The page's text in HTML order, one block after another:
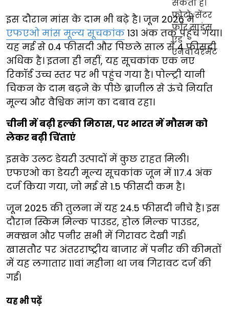
इस दौरान मांस के दाम भी बढ़े है। जून 2026 में
एफएओ मांस मूल्य सूचकांक 131 अंक तक पहुंच गया।
यह मई से 0.4 फीसदी और पिछले साल से 4 फीसदी
अधिक है। इतना ही नहीं, यह सूचकांक एक नए
रिकॉर्ड उच्च स्तर पर भी पहुंच गया है। पोल्ट्री यानी
चिकन के दाम बढ़ने के पीछे ब्राजील से ऊंचे निर्यात
मूल्य और वैश्विक मांग का दबाव रहा।
चीनी में बढ़ी हल्की मिठास, पर भारत में मौसम को
लेकर बढ़ी चिंताएं
इसके उलट डेयरी उत्पादों में कुछ राहत मिली।
एफएओ का डेयरी मूल्य सूचकांक जून में 117.4 अंक
दर्ज किया गया, जो मई से 1.5 फीसदी कम है।
जून 2025 की तुलना में यह 24.5 फीसदी नीचे है। इस
दौरान स्किम मिल्क पाउडर, होल मिल्क पाउडर,
मक्खन और पनीर सभी में गिरावट देखी गई।
खासतौर पर अंतरराष्ट्रीय बाजार में पनीर की कीमतों
में यह लगातार 11वां महीना था जब गिरावट दर्ज की
गई।
यह भी पढ़ें